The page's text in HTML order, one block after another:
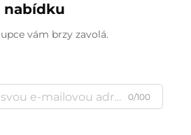
nabídku
vám brzy zavolá.
0/100